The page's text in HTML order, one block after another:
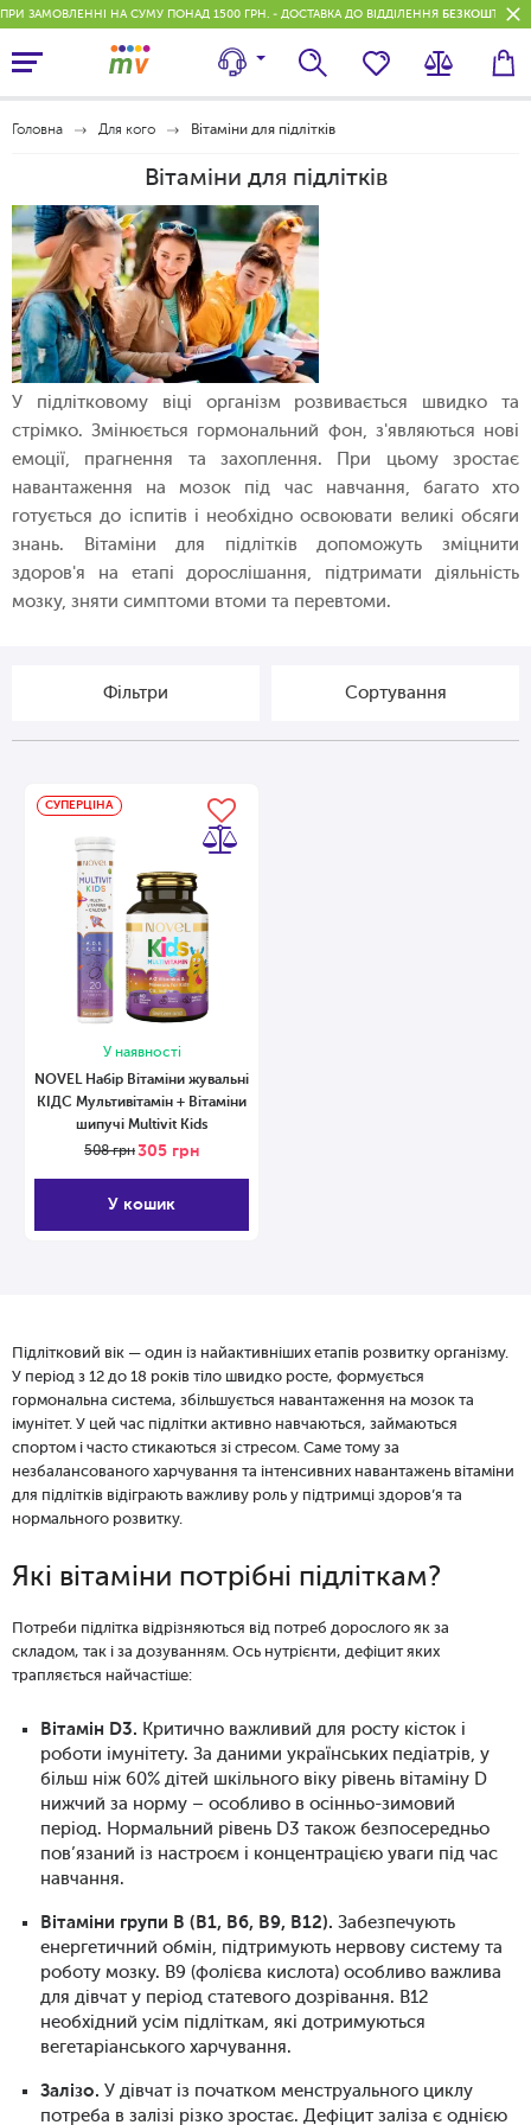
ПРИ ЗАМОВЛЕННІ НА СУМУ ПОНАД 1500 ГРН. - ДОСТАВКА ДО ВІДДІЛЕННЯ
Головна Для кого Вітаміни для підлітків
Вітаміни для підлітків
У підлітковому віці організм розвивається швидко та
стрімко. Змінюється гормональний фон, з'являються нові
емоції, прагнення та захоплення. При цьому зростає
навантаження на мозок під час навчання, багато хто
готується до іспитів і необхідно освоювати великі обсяги
знань. Вітаміни для підлітків допоможуть зміцнити
здоров'я на етапі дорослішання, підтримати діяльність
мозку, зняти симптоми втоми та перевтоми.
Фільтри Сортування
СУПЕРЦІНА
У наявності
NOVEL Набір Вітаміни жувальні
КІДС Мультивітамін + Вітаміни
шипучі Multivit Kids
508грн 305 грн
У кошик
Підлітковий вік — один із найактивніших етапів розвитку організму.
У період з 12 до 18 років тіло швидко росте, формується
гормональна система, збільшується навантаження на мозок та
імунітет. У цей час підлітки активно навчаються, займаються
спортом і часто стикаються зі стресом. Саме тому за
незбалансованого харчування та інтенсивних навантажень вітаміни
для підлітків відіграють важливу роль у підтримці здоров’я та
нормального розвитку.
Які вітаміни потрібні підліткам?
Потреби підлітка відрізняються від потреб дорослого як за
складом, так і за дозуванням. Ось нутрієнти, дефіцит яких
трапляється найчастіше:
Вітамін D3. Критично важливий для росту кісток і
роботи імунітету. За даними українських педіатрів, у
більш ніж 60% дітей шкільного віку рівень вітаміну D
нижчий за норму – особливо в осінньо-зимовий
період. Нормальний рівень D3 також безпосередньо
пов’язаний із настроєм і концентрацією уваги під час
навчання.
Вітаміни групи B (B1, B6, B9, B12). Забезпечують
енергетичний обмін, підтримують нервову систему та
роботу мозку. B9 (фолієва кислота) особливо важлива
для дівчат у період статевого дозрівання. B12
необхідний усім підліткам, які дотримуються
вегетаріанського харчування.
Залізо. У дівчат із початком менструального циклу
потреба в залізі різко зростає. Дефіцит заліза є однією